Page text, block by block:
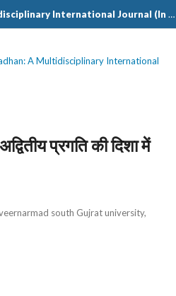
Anusanadhan: A Multidisciplinary International Journal (In Hindi)
A Multidisciplinary International
प्रगति की दिशा में
south Gujrat university,